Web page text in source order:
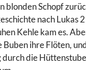
blonden Schopf
nach Lukas
Kehle kam es.
ihre Flöten,
die